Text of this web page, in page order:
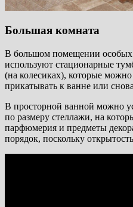
Большая комната
В большом помещении особых
используют стационарные
(на колесиках), которые
прикатывать к ванне или
В просторной ванной можно
по размеру стеллажи, на
парфюмерия и предметы
порядок, поскольку